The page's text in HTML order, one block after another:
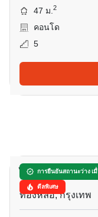
47 ม.2
คอนโด
5
การยืนยันสถานะว่าง เ
ดีลพิเศษ
ไอดีโอ มอร์ฟ
ทองหล่อ, กรุงเทพ